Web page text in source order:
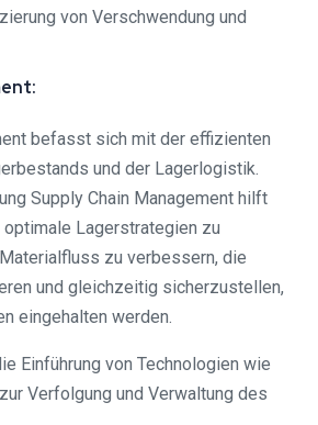
von Verschwendung und
befasst sich mit der effizienten
und der Lagerlogistik.
Supply Chain Management hilft
optimale Lagerstrategien zu
zu verbessern, die
und gleichzeitig sicherzustellen,
eingehalten werden.
Einführung von Technologien wie
Verfolgung und Verwaltung des